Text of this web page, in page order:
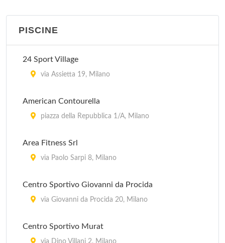
Arienta
Body Building Club
Bodyline
Brera Sport Club
PISCINE
24 Sport Village
via Assietta 19, Milano
American Contourella
piazza della Repubblica 1/A, Milano
Area Fitness Srl
via Paolo Sarpi 8, Milano
Centro Sportivo Giovanni da Procida
via Giovanni da Procida 20, Milano
Centro Sportivo Murat
via Dino Villani 2, Milano